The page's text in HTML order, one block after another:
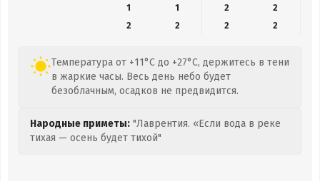
1
1 2
2
2
2 2 2
Температура от +11°C до +27°C, держитесь в тени
в жаркие часы. Весь день небо будет
безоблачным, осадков не предвидится.
Народные приметы: "Лаврентия. «Если вода в реке
тихая — осень будет тихой"